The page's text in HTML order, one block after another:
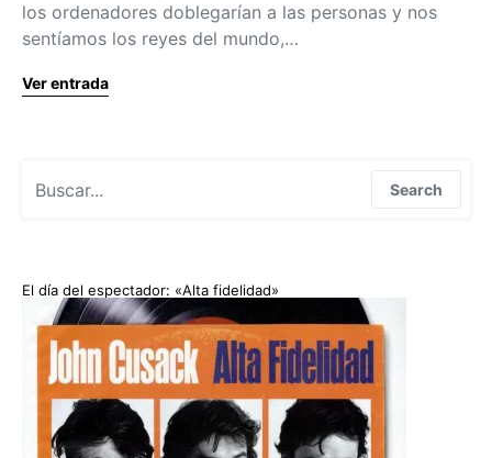
los ordenadores doblegarían a las personas y nos
sentíamos los reyes del mundo,…
Ver entrada
Search
El día del espectador: «Alta fidelidad»